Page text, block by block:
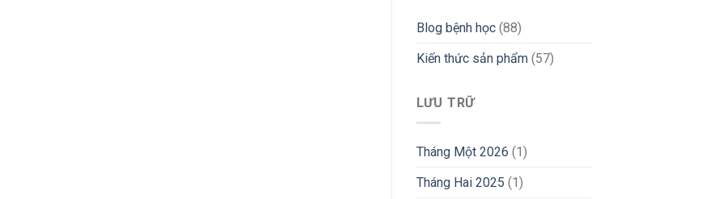
Blog bệnh học(88)
Kiến thức sản phẩm(57)
LƯU TRỮ
Tháng Một 2026 (1)
Tháng Hai 2025 (1)